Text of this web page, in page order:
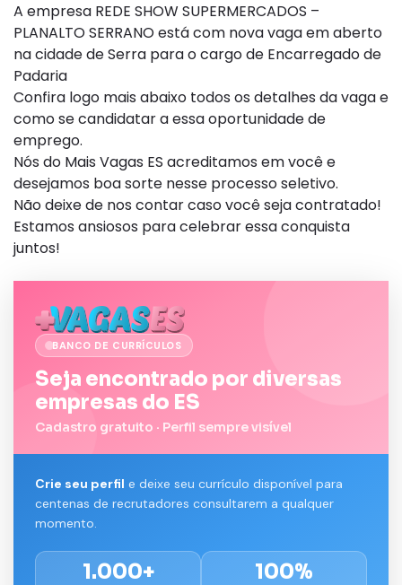
A empresa REDE SHOW SUPERMERCADOS –
PLANALTO SERRANO está com nova vaga em aberto
na cidade de Serra para o cargo de Encarregado de
Padaria
Confira logo mais abaixo todos os detalhes da vaga e
como se candidatar a essa oportunidade de
emprego.
Nós do Mais Vagas ES acreditamos em você e
desejamos boa sorte nesse processo seletivo.
Não deixe de nos contar caso você seja contratado!
Estamos ansiosos para celebrar essa conquista
juntos!
BANCO DE CURRÍCULOS
Seja encontrado por diversas
empresas do ES
Cadastro gratuito · Perfil sempre visível
Crie seu perfil e deixe seu currículo disponível para
centenas de recrutadores consultarem a qualquer
momento.
1.000+ 100%